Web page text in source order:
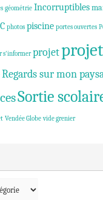
géométrie Incorruptibles
photos piscine portes ouvertes
s'informer projet
Regards sur mon
Sortie
Vendée Globe vide grenier